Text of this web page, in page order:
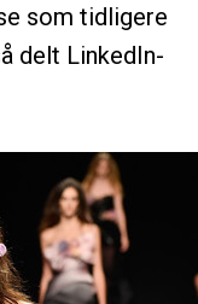
som tidligere
delt LinkedIn-